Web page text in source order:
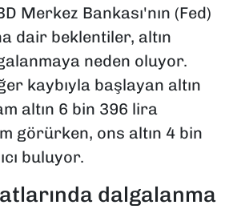
Merkez Bankası'nın (Fed)
dair beklentiler, altın
neden oluyor.
kaybıyla başlayan altın
altın 6 bin 396 lira
görürken, ons altın 4 bin
buluyor.
dalgalanma